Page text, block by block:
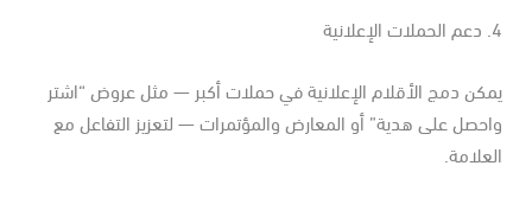
دمج الأقلام الإعلانية في حملات أكبر — مثل عروض “اشتر
على هدية” أو المعارض والمؤتمرات — لتعزيز التفاعل مع